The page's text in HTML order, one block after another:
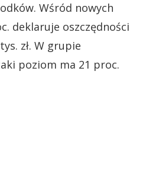
Wśród nowych
deklaruje oszczędności
zł. W grupie
poziom ma 21 proc.